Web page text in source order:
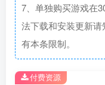
7、单独购买游戏在
法下载和安装更新
有本条限制。
付费资源